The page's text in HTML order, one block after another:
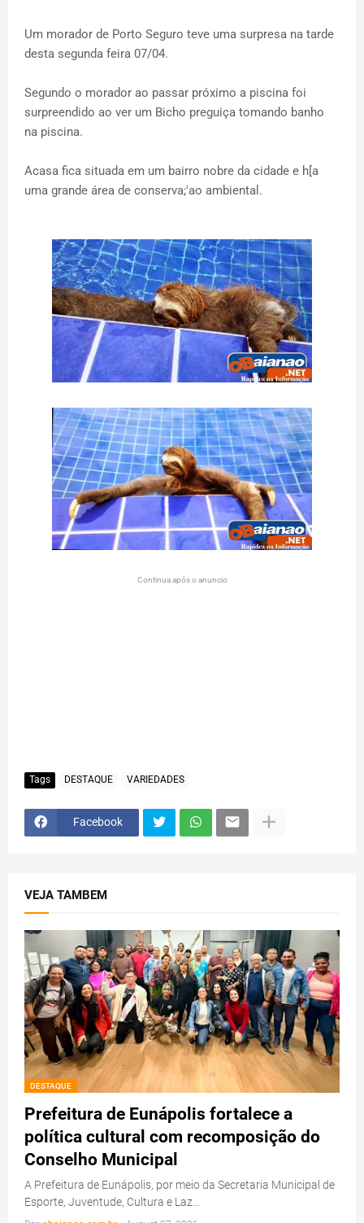
Um morador de Porto Seguro teve uma surpresa na tarde
desta segunda feira 07/04.
Segundo o morador ao passar próximo a piscina foi
surpreendido ao ver um Bicho preguiça tomando banho
na piscina.
Acasa fica situada em um bairro nobre da cidade e h[a
uma grande área de conserva;'ao ambiental.
Continua após o anuncio
Tags DESTAQUE VARIEDADES
Facebook
VEJA TAMBEM
DESTAQUE
Prefeitura de Eunápolis fortalece a
política cultural com recomposição do
Conselho Municipal
A Prefeitura de Eunápolis, por meio da Secretaria Municipal de
Esporte, Juventude, Cultura e Laz…